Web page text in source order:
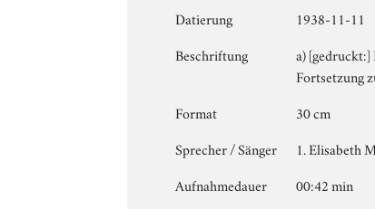
Datierung
1938-11-11
Beschriftung
a)
Fortsetzung
Format
30 cm
Sprecher / Sänger
1. Elisabeth
Aufnahmedauer
00:42 min